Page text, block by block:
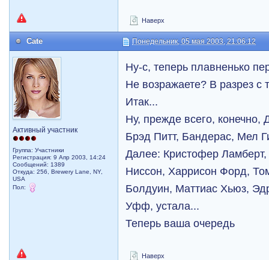
Наверх
Cate Понедельник, 05 мая 2003, 21:06:12
Активный участник
Группа: Участники
Регистрация: 9 Апр 2003, 14:24
Сообщений: 1389
Откуда: 256, Brewery Lane, NY,
USA
Пол:
Ну-с, теперь плавненько
Не возражаете? В разрез с
Итак...
Ну, прежде всего,
Брэд Питт, Бандерас, Мел
Далее: Кристофер
Ниссон, Харрисон Форд,
Болдуин, Маттиас Хьюз,
Уфф, устала...
Теперь ваша очередь
Наверх